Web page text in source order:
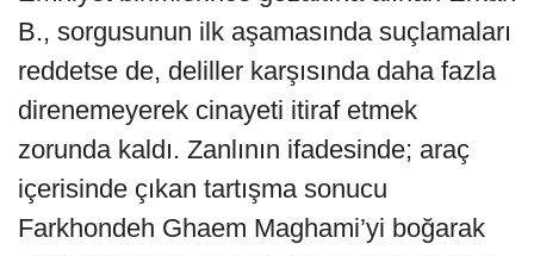
B., sorgusunun ilk aşamasında suçlamaları
reddetse de, deliller karşısında daha fazla
direnemeyerek cinayeti itiraf etmek
zorunda kaldı. Zanlının ifadesinde; araç
içerisinde çıkan tartışma sonucu
Farkhondeh Ghaem Maghami’yi boğarak